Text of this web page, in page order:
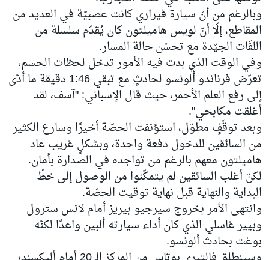
وبالرغم من أنّ سيارة فيراري كانت عصبيّة في العديد من
المقاطع، إلّا أنّ لويس هاميلتون كان يُقدّم سلسلة من
اللفّات الجيّدة مع تحسّن حالة المسار.
وفي الوقت الذي بدت فيه الأمور تدخل لحظات الحسم،
تعرّض فرناندو ألونسو لحادثٍ مع تبقي 1:46 دقيقة ما أدّى
إلى رفع العلم الأحمر، حيث قال الإسباني: "آسف، لقد
أغلقت مكابحي".
وبعد توقّفٍ مطوّل، استؤنفت الحصّة أخيرًا وسارع الكثير
من السائقين للدخول دفعة واحدة، وبشكلٍ غريب عاد
هاميلتون معهم بالرغم من تواجده في الصدارة بأمان.
لكنّ أغلب السائقين لم يتمكّنوا من الوصول إلى خطّ
البداية والنهاية قبل نهاية توقيت الحصّة.
وانتهى الأمر بخروج سيرجيو بيريز أمام لانس سترول
وبيير غاسلي الذي كان أداء سيارته ألبين واعدًا لكنّه
بوغت بحادث ألونسو.